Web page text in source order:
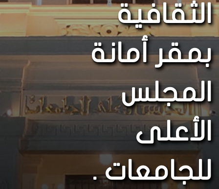
الثقافية
بمقر أمانة
المجلس
الأعلى
للجامعات .